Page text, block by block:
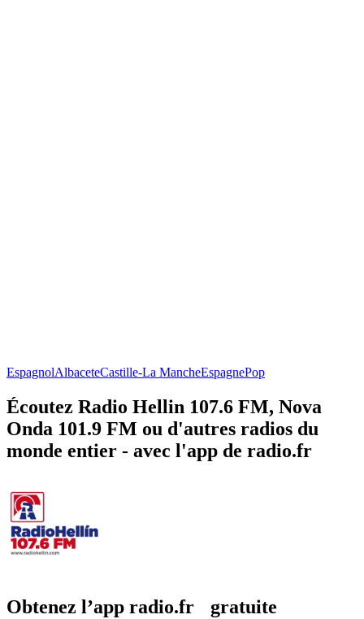
EspagnolAlbaceteCastille-La MancheEspagnePop
Écoutez Radio Hellin 107.6 FM, Nova
Onda 101.9 FM ou d'autres radios du
monde entier - avec l'app de radio.fr
Obtenez l’app radio.fr gratuite